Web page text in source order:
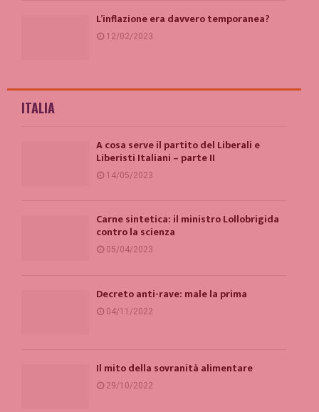
L’inflazione era davvero temporanea?
12/02/2023
ITALIA
A cosa serve il partito del Liberali e
Liberisti Italiani – parte II
14/05/2023
Carne sintetica: il ministro Lollobrigida
contro la scienza
05/04/2023
Decreto anti-rave: male la prima
04/11/2022
Il mito della sovranità alimentare
29/10/2022